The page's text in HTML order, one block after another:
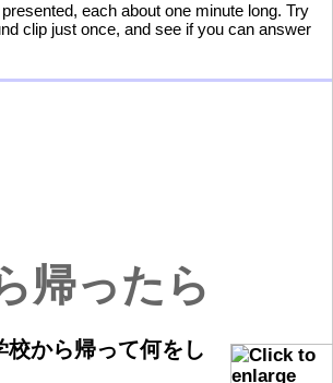
each about one minute long. Try
clip just once, and see if you can answer
帰ったら
校から帰って何をし